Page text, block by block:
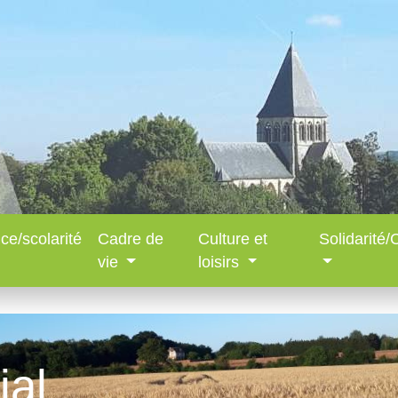
scolarité
Cadre de
vie
Culture et
loisirs
Solidarité/